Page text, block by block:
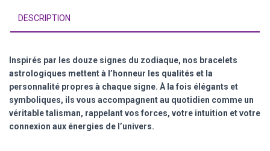
22
en
8
mm
DESCRIPTION
Inspirés par les douze signes du zodiaque, nos bracelets
astrologiques mettent à l’honneur les qualités et la
personnalité propres à chaque signe. À la fois élégants et
symboliques, ils vous accompagnent au quotidien comme un
véritable talisman, rappelant vos forces, votre intuition et votre
connexion aux énergies de l’univers.